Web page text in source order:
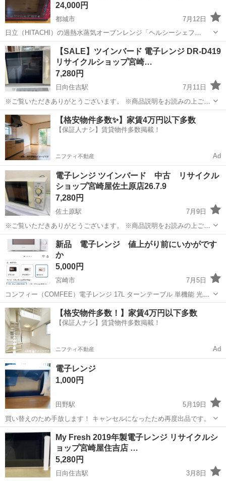
24,000円
都城市
7月12日
日立（HITACHI）の過熱水蒸気オーブンレンジ「ヘルシーシェフ
MRO-S7Z」です。 家電メーカーの専門工場にて、庫内やパーツまで
徹底的に洗浄・除菌された「再生品家電」となります。 中古の電子レ
ンジで一番気になる「...
宮崎 都城市 キッチン家電
【SALE】ツインバード 電子レンジ DR-D419
リサイクルショップ宮崎…
7,280円
日向住吉駅
7月11日
※ご覧いただきありがとうございます。 ※商品説明をお読みの上ご納
得の上でご購入お願い致します 。 こちらの商品は住吉店にございま
す。 商品名：ツインバード 電子レンジ DR-D419 状態： 中古品 ...
宮崎 宮崎市 日向住吉駅 キッチン家電 ツインバード
【格安物件多数✨】家賃4万円以下多数
【保証人ナシ】賃貸物件多数掲載！
ニフティ不動産 Ad
電子レンジ ツインバード 中古 リサイクル
ショップ宮崎屋佐土原店26.7.9
7,280円
佐土原駅
7月9日
※ご覧いただきありがとうございます。 ※商品説明をお読みの上ご納
得の上でご購入お願い致します。 商品名：電子レンジ ツインバー
ド 状態： 中古 ※現物ご確認の上ご判断ください。 ...
宮崎 宮崎市 佐土原駅 キッチン家電 ツインバード
新品 電子レンジ 値上がり前にいかがです
か
5,000円
宮崎市
7月5日
コンフィー（COMFEE）電子レンジ 17L ターンテーブル 単機能 光る
ダイヤル式 全国対応【メーカー保証2年】簡単操作 一人暮らし/家庭
向/お年寄り CF-AM202-WH ホワイト ヘルツフリー Amazonで840...
宮崎 宮崎市 キッチン家電 COMFEE
【格安物件多数！】家賃4万円以下多数
【保証人ナシ】賃貸物件多数掲載！
ニフティ不動産 Ad
電子レンジ
1,000円
田野駅
5月19日
買い替えのため手放します！ キャンセルになったため再度出品です。
宮崎 宮崎市 キッチン家電 買い替え
My Fresh 2019年製電子レンジ リサイクルシ
ョップ宮崎屋住吉店 …
5,280円
日向住吉駅 3月8日